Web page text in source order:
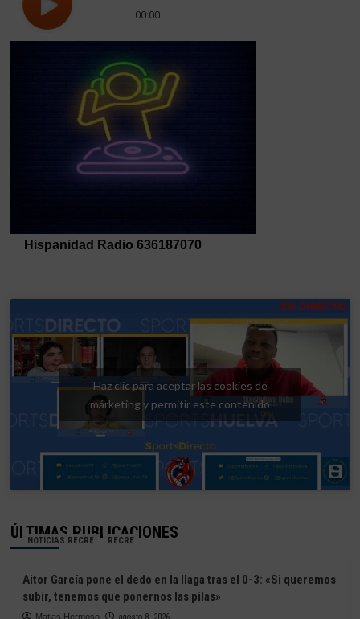
Haz clic para aceptar las cookies de
márketing y permitir este contenido
ÚLTIMAS PUBLICACIONES
NOTICIAS RECRE RECRE
Aitor García pone el dedo en la llaga tras el 0-3: «Si queremos
subir, tenemos que ponernos las pilas»
Matias Hermoso agosto 8, 2026